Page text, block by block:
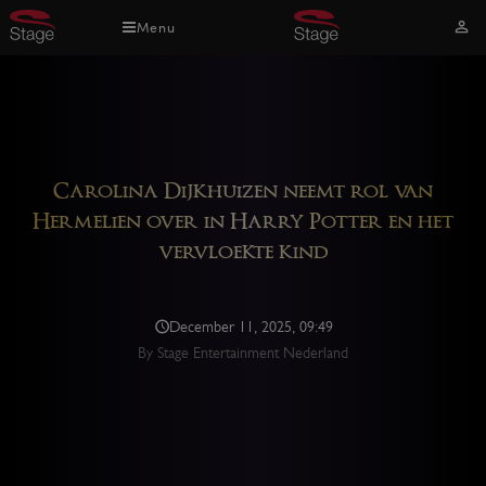
Overslaan
en
Menu
Mijn
Carolina Dijkhuizen neemt rol van
Hermelien over in Harry Potter en het
vervloekte kind
December 11, 2025, 09:49
By Stage Entertainment Nederland